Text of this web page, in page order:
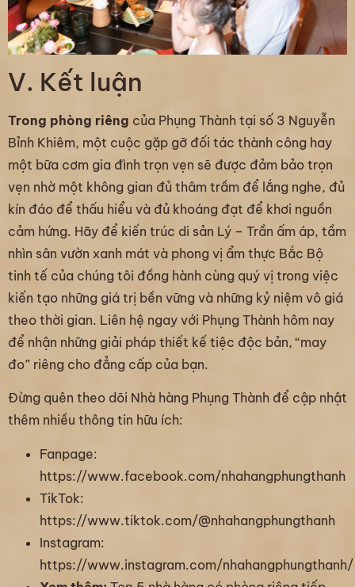
V. Kết luận
Trong phòng riêng của Phụng Thành tại số 3 Nguyễn
Bỉnh Khiêm, một cuộc gặp gỡ đối tác thành công hay
một bữa cơm gia đình trọn vẹn sẽ được đảm bảo trọn
vẹn nhờ một không gian đủ thâm trầm để lắng nghe, đủ
kín đáo để thấu hiểu và đủ khoáng đạt để khơi nguồn
cảm hứng. Hãy để kiến trúc di sản Lý – Trần ấm áp, tầm
nhìn sân vườn xanh mát và phong vị ẩm thực Bắc Bộ
tinh tế của chúng tôi đồng hành cùng quý vị trong việc
kiến tạo những giá trị bền vững và những kỷ niệm vô giá
theo thời gian. Liên hệ ngay với Phụng Thành hôm nay
để nhận những giải pháp thiết kế tiệc độc bản, “may
đo” riêng cho đẳng cấp của bạn.
Đừng quên theo dõi Nhà hàng Phụng Thành để cập nhật
thêm nhiều thông tin hữu ích:
Fanpage:
https://www.facebook.com/nhahangphungthanh
TikTok:
https://www.tiktok.com/@nhahangphungthanh
Instagram:
https://www.instagram.com/nhahangphungthanh/